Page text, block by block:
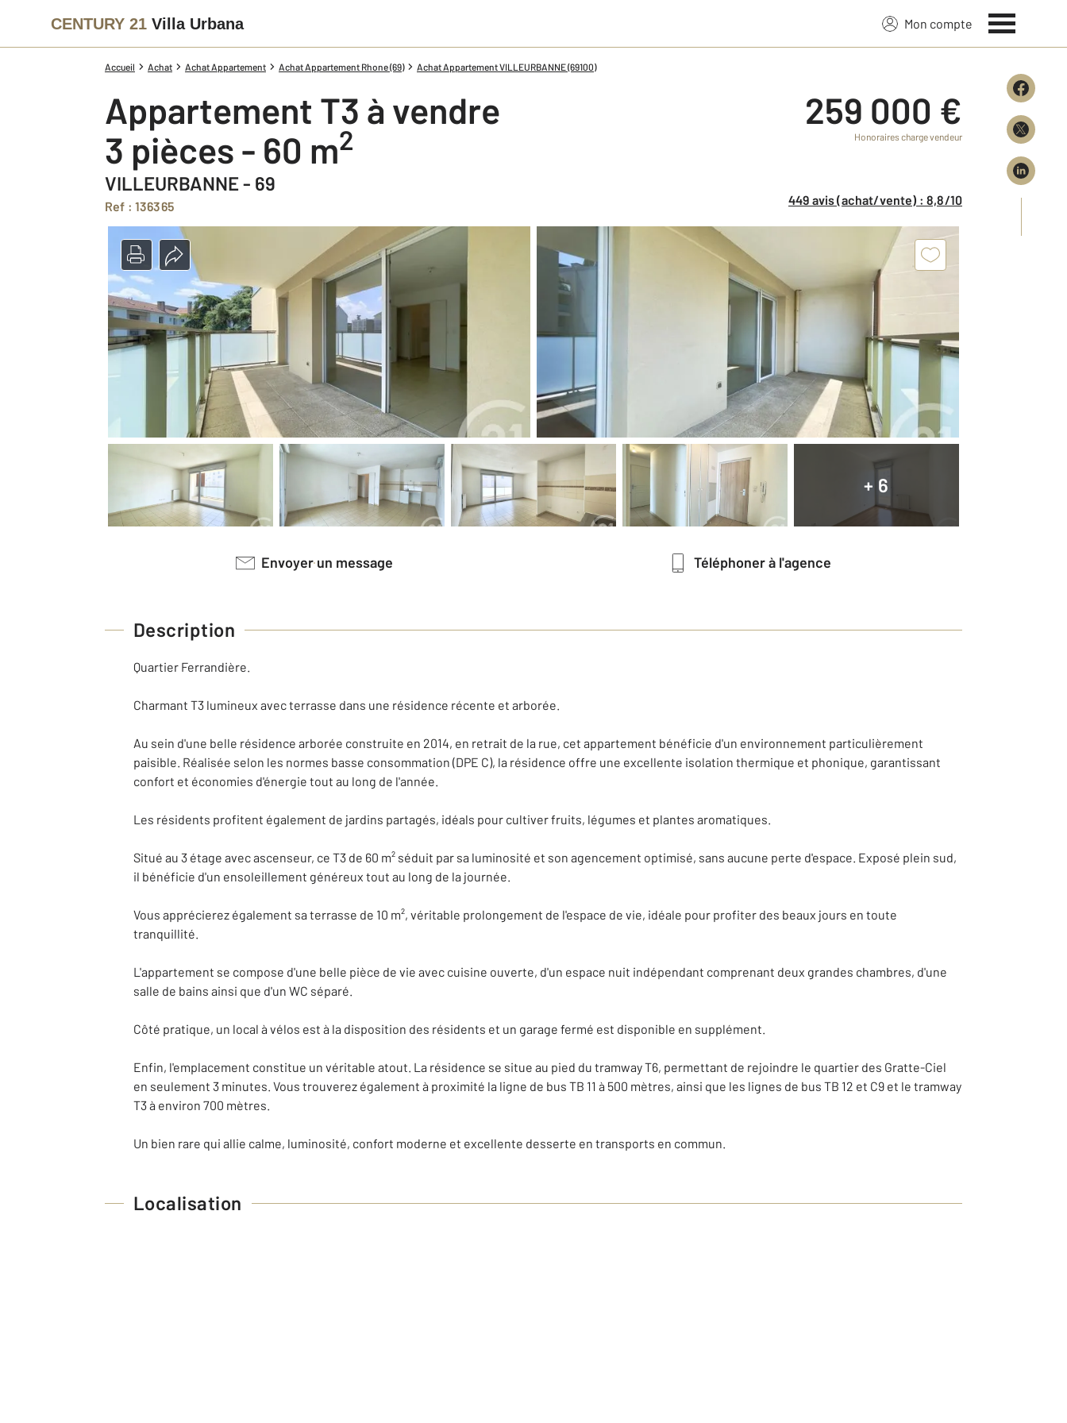
CENTURY 21 Villa Urbana Mon compte
Accueil Achat Achat Appartement Achat Appartement Rhone (69) Achat Appartement VILLEURBANNE (69100)
Appartement T3 à vendre
3 pièces - 60 m2
VILLEURBANNE - 69
Ref : 136365
259 000 €
Honoraires charge vendeur
449 avis (achat/vente) : 8,8/10
+ 6
Envoyer un message Téléphoner à l'agence
Description
Quartier Ferrandière.
Charmant T3 lumineux avec terrasse dans une résidence récente et arborée.
Au sein d'une belle résidence arborée construite en 2014, en retrait de la rue, cet appartement bénéficie d'un environnement particulièrement
paisible. Réalisée selon les normes basse consommation (DPE C), la résidence offre une excellente isolation thermique et phonique, garantissant
confort et économies d'énergie tout au long de l'année.
Les résidents profitent également de jardins partagés, idéals pour cultiver fruits, légumes et plantes aromatiques.
Situé au 3 étage avec ascenseur, ce T3 de 60 m² séduit par sa luminosité et son agencement optimisé, sans aucune perte d'espace. Exposé plein sud,
il bénéficie d'un ensoleillement généreux tout au long de la journée.
Vous apprécierez également sa terrasse de 10 m², véritable prolongement de l'espace de vie, idéale pour profiter des beaux jours en toute
tranquillité.
L'appartement se compose d'une belle pièce de vie avec cuisine ouverte, d'un espace nuit indépendant comprenant deux grandes chambres, d'une
salle de bains ainsi que d'un WC séparé.
Côté pratique, un local à vélos est à la disposition des résidents et un garage fermé est disponible en supplément.
Enfin, l'emplacement constitue un véritable atout. La résidence se situe au pied du tramway T6, permettant de rejoindre le quartier des Gratte-Ciel
en seulement 3 minutes. Vous trouverez également à proximité la ligne de bus TB 11 à 500 mètres, ainsi que les lignes de bus TB 12 et C9 et le tramway
T3 à environ 700 mètres.
Un bien rare qui allie calme, luminosité, confort moderne et excellente desserte en transports en commun.
Localisation